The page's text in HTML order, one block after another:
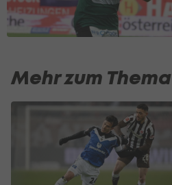
Mehr zum Thema